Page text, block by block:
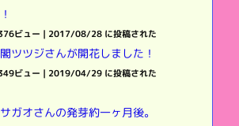
ビュー | 2017/08/28 に投稿された
ツツジさんが開花しました！
ビュー | 2019/04/29 に投稿された
ガオさんの発芽約一ヶ月後。